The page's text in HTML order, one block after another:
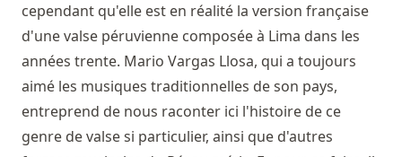
cependant qu'elle est en réalité la version française
d'une valse péruvienne composée à Lima dans les
années trente. Mario Vargas Llosa, qui a toujours
aimé les musiques traditionnelles de son pays,
entreprend de nous raconter ici l'histoire de ce
genre de valse si particulier, ainsi que d'autres